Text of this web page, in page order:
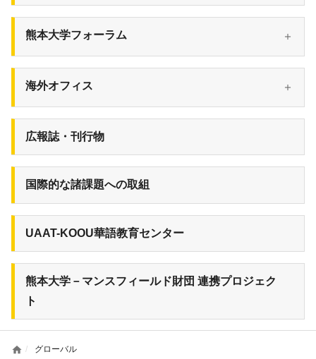
home グローバル
熊本大学フォーラム
海外オフィス
広報誌・刊行物
国際的な諸課題への取組
UAAT-KOOU華語教育センター
熊本大学－マンスフィールド財団 連携プロジェク
ト